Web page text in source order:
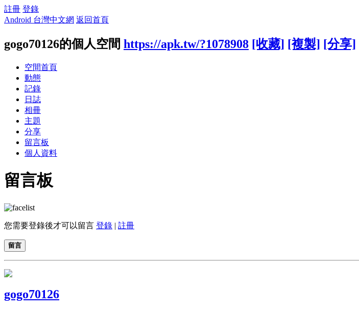
註冊 登錄
Android 台灣中文網 返回首頁
gogo70126的個人空間 https://apk.tw/?1078908 [收藏] [複製] [分享]
空間首頁
動態
記錄
日誌
相冊
主題
分享
留言板
個人資料
留言板
您需要登錄後才可以留言 登錄 | 註冊
留言
gogo70126